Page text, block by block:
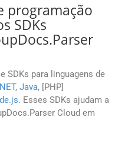
programação
SDKs
SDKs para linguagens de
, Java, [PHP]
. Esses SDKs ajudam a
Cloud em